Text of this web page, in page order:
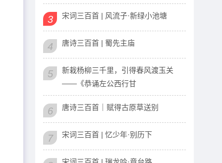
3 宋词三百首 | 风流子·新绿小池塘
4 唐诗三百首 | 蜀先主庙
5
新栽杨柳三千里，引得春风渡玉关
——《恭诵左公西行甘
6 唐诗三百首｜赋得古原草送别
7 宋词三百首 | 忆少年·别历下